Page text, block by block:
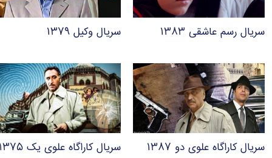
سریال رسم عاشقی ۱۳۸۳ سریال وکیل ۱۳۷۹
سریال کاراگاه علوی دو ۱۳۸۷ سریال کاراگاه علوی یک ۱۳۷۵